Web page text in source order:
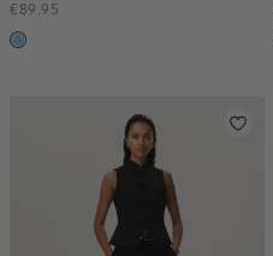
€89.95
blauw,